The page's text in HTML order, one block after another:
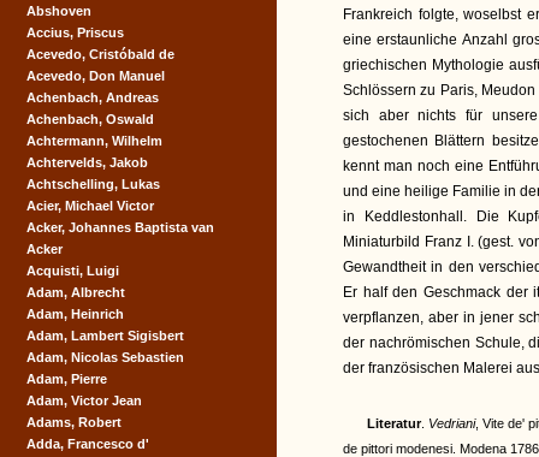
Frankreich folgte, woselbst
eine erstaunliche Anzahl
griechischen Mythologie
Schlössern zu Paris,
sich aber nichts für
gestochenen Blättern
kennt man noch eine
und eine heilige Familie in
in Keddlestonhall. Die
Miniaturbild Franz I. (gest.
Gewandtheit in den
Er half den Geschmack der
verpflanzen, aber in jener
der nachrömischen Schule,
der französischen Malerei
Literatur. Vedriani, Vite de'
de pittori modenesi. Modena
Abshoven
Accius, Priscus
Acevedo, Cristóbald de
Acevedo, Don Manuel
Achenbach, Andreas
Achenbach, Oswald
Achtermann, Wilhelm
Achtervelds, Jakob
Achtschelling, Lukas
Acier, Michael Victor
Acker, Johannes Baptista van
Acker
Acquisti, Luigi
Adam, Albrecht
Adam, Heinrich
Adam, Lambert Sigisbert
Adam, Nicolas Sebastien
Adam, Pierre
Adam, Victor Jean
Adams, Robert
Adda, Francesco d'